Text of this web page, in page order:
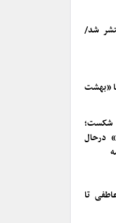
شد/
«بهشت
شکست؛
درحال
تا